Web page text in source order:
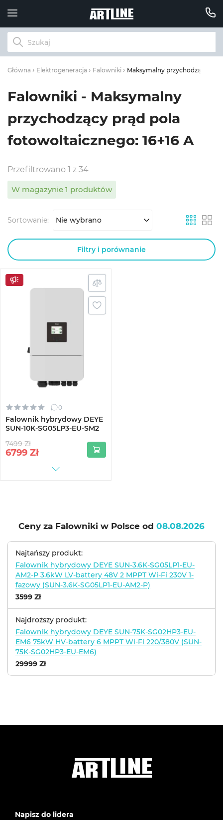
Główna Elektrogeneracja Falowniki Maksymalny przychodzący
Falowniki - Maksymalny
przychodzący prąd pola
fotowoltaicznego: 16+16 A
Przefiltrowano 1 z 34
W magazynie 1 produktów
Sortowanie: Nie wybrano
Filtry i porównanie
0
Falownik hybrydowy DEYE
SUN-10K-SG05LP3-EU-SM2
7499 Zł
6799 Zł
Ceny za Falowniki w Polsce od 08.08.2026
Najtańszy produkt:
Falownik hybrydowy DEYE SUN-3.6K-SG05LP1-EU-
AM2-P 3.6kW LV-battery 48V 2 MPPT Wi-Fi 230V 1-
fazowy (SUN-3.6K-SG05LP1-EU-AM2-P)
3599 Zł
Najdroższy produkt:
Falownik hybrydowy DEYE SUN-75K-SG02HP3-EU-
EM6 75kW HV-battery 6 MPPT Wi-Fi 220/380V (SUN-
75K-SG02HP3-EU-EM6)
29999 Zł
Napisz do lidera